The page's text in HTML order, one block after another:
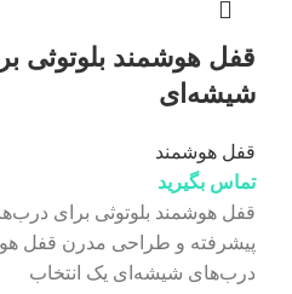
قفل هوشمند بلوتوثی
شیشه‌ای
قفل هوشمند
تماس بگیرید
قفل هوشمند بلوتوثی برای
پیشرفته و طراحی مدرن قفل
درب‌های شیشه‌ای یک انتخاب